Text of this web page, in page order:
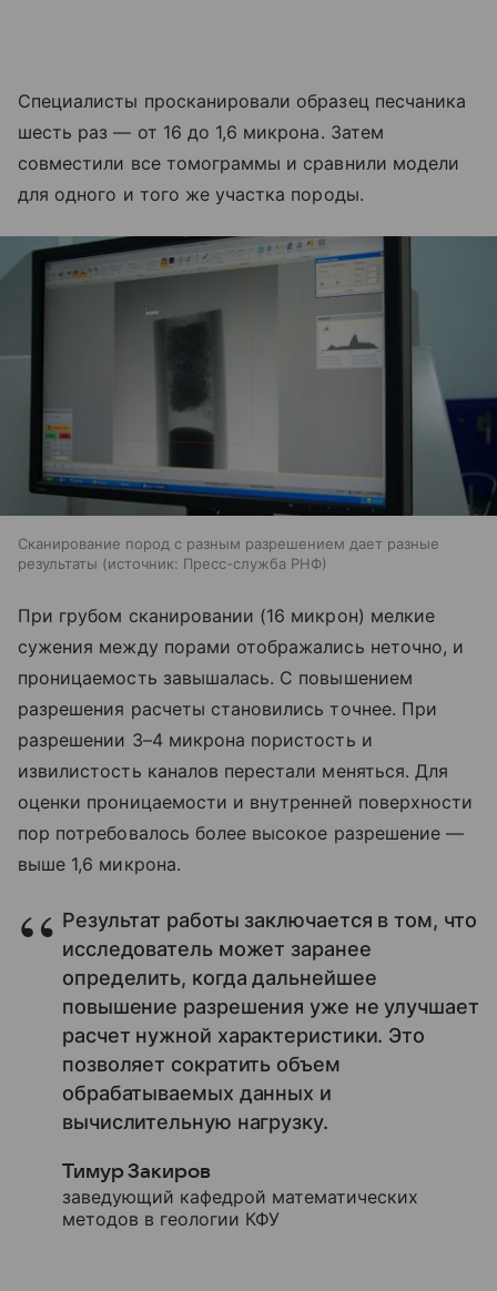
Специалисты просканировали образец песчаника
шесть раз — от 16 до 1,6 микрона. Затем
совместили все томограммы и сравнили модели
для одного и того же участка породы.
Сканирование пород с разным разрешением дает разные
результаты
источник: Пресс-служба РНФ
При грубом сканировании (16 микрон) мелкие
сужения между порами отображались неточно, и
проницаемость завышалась. С повышением
разрешения расчеты становились точнее. При
разрешении 3–4 микрона пористость и
извилистость каналов перестали меняться. Для
оценки проницаемости и внутренней поверхности
пор потребовалось более высокое разрешение —
выше 1,6 микрона.
Результат работы заключается в том, что
исследователь может заранее
определить, когда дальнейшее
повышение разрешения уже не улучшает
расчет нужной характеристики. Это
позволяет сократить объем
обрабатываемых данных и
вычислительную нагрузку.
Тимур Закиров
заведующий кафедрой математических
методов в геологии КФУ